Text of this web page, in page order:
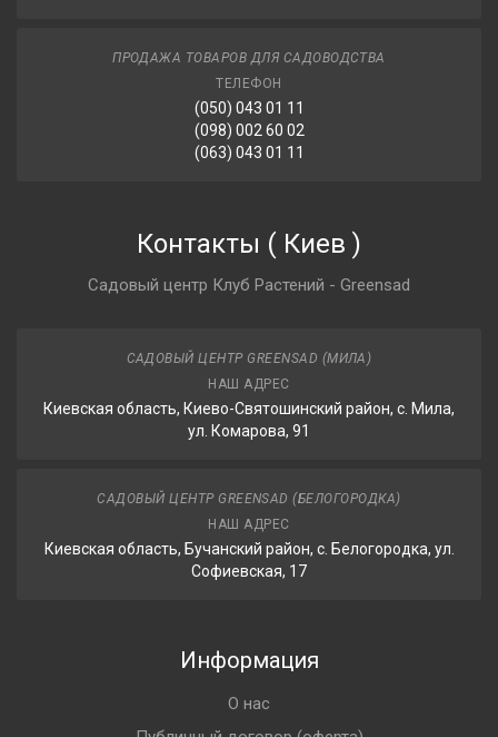
ПРОДАЖА ТОВАРОВ ДЛЯ САДОВОДСТВА
ТЕЛЕФОН
(050) 043 01 11
(098) 002 60 02
(063) 043 01 11
Контакты ( Киев )
Садовый центр Клуб Растений - Greensad
САДОВЫЙ ЦЕНТР GREENSAD (МИЛА)
НАШ АДРЕС
Киевская область, Киево-Святошинский район, с. Мила,
ул. Комарова, 91
САДОВЫЙ ЦЕНТР GREENSAD (БЕЛОГОРОДКА)
НАШ АДРЕС
Киевская область, Бучанский район, с. Белогородка, ул.
Софиевская, 17
Информация
О нас